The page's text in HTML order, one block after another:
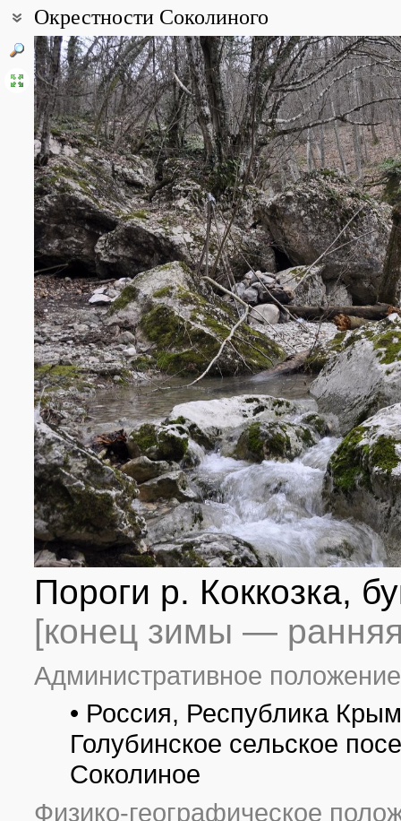
Окрестности Соколиного
Координаты:
44° 33′ 00″ с.ш., 33° 57′ 35″ в.д. (смотреть на картахGoogle,
Описание точки:
Село расположено в Горном Крыму между массивами Бойко и
левый приток Бельбека. Склоны над селом покрыты дубово-
Все фотографии(6) Фото растений и лишайников(59)
Пороги р. Коккозка,
[конец зимы —
Административное
• Россия, Республика
Голубинское сельское
Соколиное
Физико-географическое